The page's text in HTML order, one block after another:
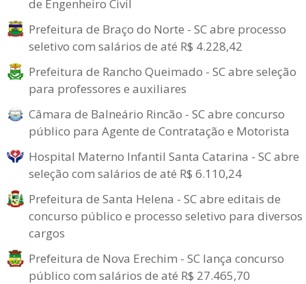
de Engenheiro Civil
Prefeitura de Braço do Norte - SC abre processo
seletivo com salários de até R$ 4.228,42
Prefeitura de Rancho Queimado - SC abre seleção
para professores e auxiliares
Câmara de Balneário Rincão - SC abre concurso
público para Agente de Contratação e Motorista
Hospital Materno Infantil Santa Catarina - SC abre
seleção com salários de até R$ 6.110,24
Prefeitura de Santa Helena - SC abre editais de
concurso público e processo seletivo para diversos
cargos
Prefeitura de Nova Erechim - SC lança concurso
público com salários de até R$ 27.465,70